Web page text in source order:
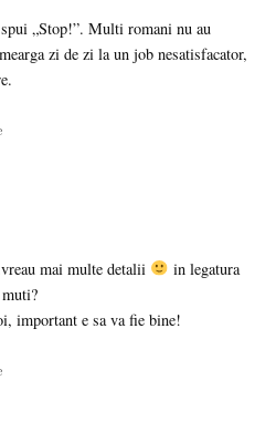
„Stop!”. Multi romani nu au
zi de zi la un job nesatisfacator,
mai multe detalii
in legatura
important e sa va fie bine!